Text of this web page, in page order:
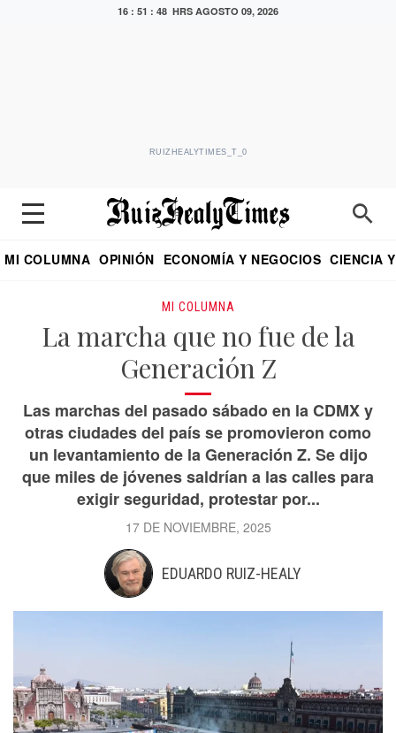
16 : 51 : 49 HRS AGOSTO 09, 2026
RUIZHEALYTIMES_T_0
MI COLUMNA OPINIÓN ECONOMÍA Y NEGOCIOS CIENCIA
MI COLUMNA
La marcha que no fue de la
Generación Z
Las marchas del pasado sábado en la CDMX y
otras ciudades del país se promovieron como
un levantamiento de la Generación Z. Se dijo
que miles de jóvenes saldrían a las calles para
exigir seguridad, protestar por...
17 DE NOVIEMBRE, 2025
EDUARDO RUIZ-HEALY